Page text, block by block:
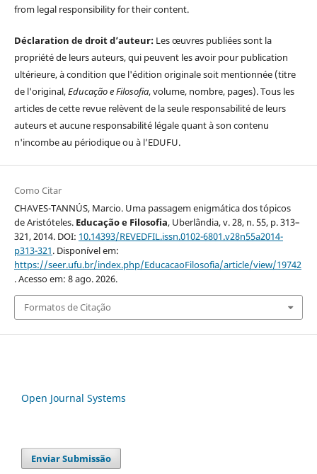
from legal responsibility for their content.
Déclaration de droit d’auteur: Les œuvres publiées sont la
propriété de leurs auteurs, qui peuvent les avoir pour publication
ultérieure, à condition que l'édition originale soit mentionnée (titre
de l'original,Educação e Filosofia, volume, nombre, pages). Tous les
articles de cette revue relèvent de la seule responsabilité de leurs
auteurs et aucune responsabilité légale quant à son contenu
n'incombe au périodique ou à l’EDUFU.
Como Citar
CHAVES-TANNÚS, Marcio. Uma passagem enigmática dos tópicos
de Aristóteles. Educação e Filosofia, Uberlândia, v. 28, n. 55, p. 313–
321, 2014. DOI: 10.14393/REVEDFIL.issn.0102-6801.v28n55a2014-
p313-321. Disponível em:
https://seer.ufu.br/index.php/EducacaoFilosofia/article/view/19742
. Acesso em: 8 ago. 2026.
Formatos de Citação
Open Journal Systems
Enviar Submissão